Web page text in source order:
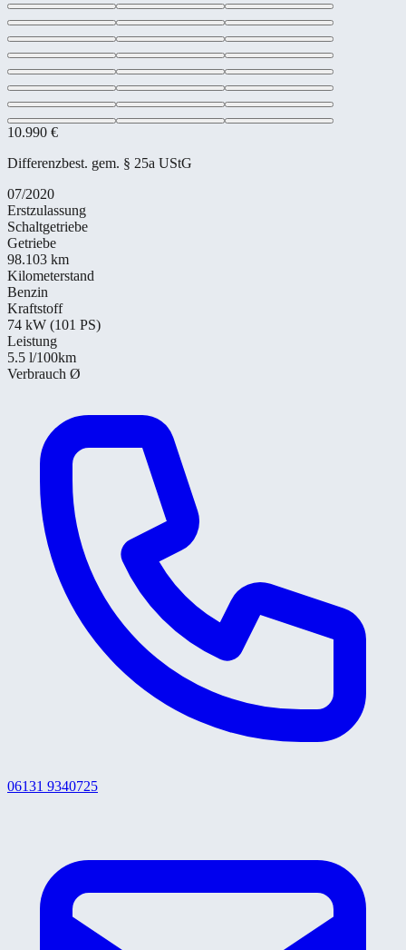
10.990 €
Differenzbest. gem. § 25a UStG
07/2020
Erstzulassung
Schaltgetriebe
Getriebe
98.103 km
Kilometerstand
Benzin
Kraftstoff
74 kW (101 PS)
Leistung
5.5 l/100km
Verbrauch Ø
06131 9340725